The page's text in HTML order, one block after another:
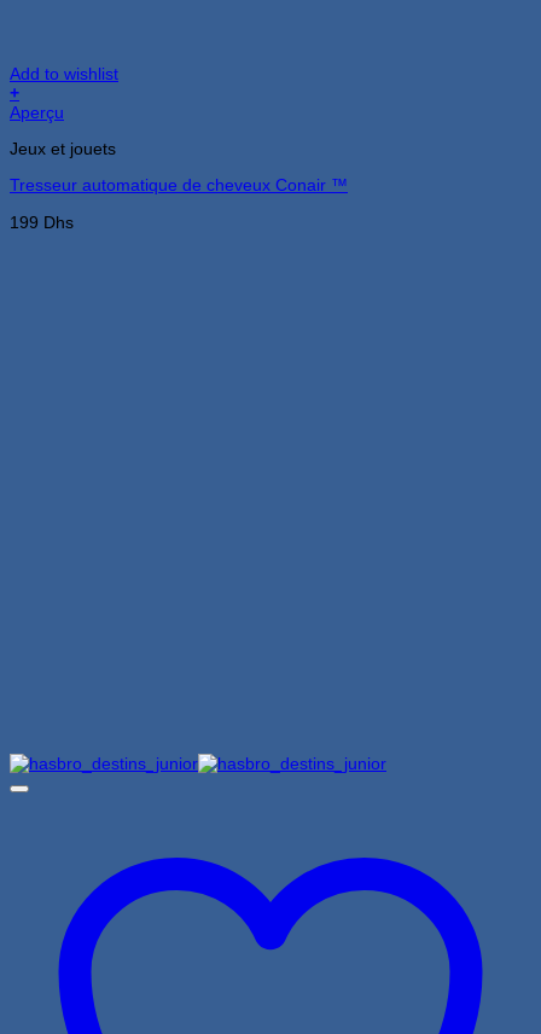
Add to wishlist
+
Aperçu
Jeux et jouets
Tresseur automatique de cheveux Conair ™
199 Dhs